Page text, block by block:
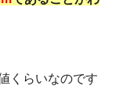
くらいなのです